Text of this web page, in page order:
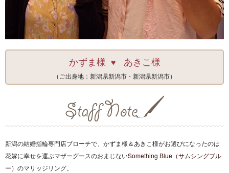
かずま様 ♥ あきこ様
（ご出身地：新潟県新潟市・新潟県新潟市）
新潟の結婚指輪専門店ブローチで、かずま様＆あきこ様がお選びになったのは
花嫁に幸せを運ぶマザーグースのおまじないSomething Blue（サムシングブル
ー） のマリッジリング。